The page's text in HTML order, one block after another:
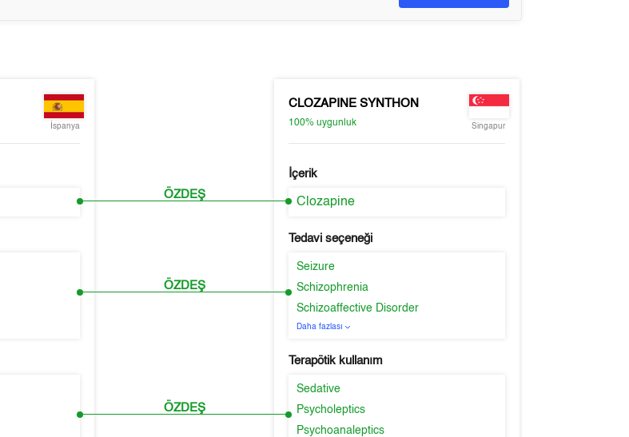
İspanya
ÖZDEŞ
ÖZDEŞ
ÖZDEŞ
CLOZAPINE SYNTHON
100% uygunluk Singapur
İçerik
Clozapine
Tedavi seçeneği
Seizure
Schizophrenia
Schizoaffective Disorder
Daha fazlası
Terapötik kullanım
Sedative
Psycholeptics
Psychoanaleptics